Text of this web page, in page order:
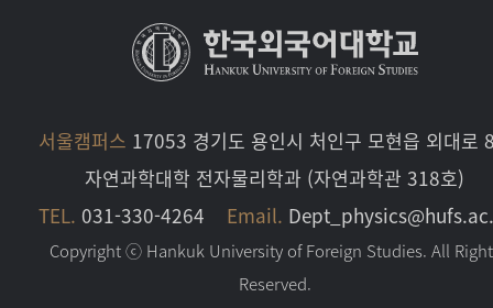
서울캠퍼스 17053 경기도 용인시 처인구 모현읍 외대로
자연과학대학 전자물리학과 (자연과학관 318호)
TEL. 031-330-4264 Email.
Copyright ⓒ Hankuk University of Foreign Studies. All
Reserved.